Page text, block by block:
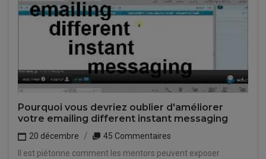
Pourquoi vous devriez oublier d'améliorer
votre emailing different instant messaging
20 décembre
45 Commentaires
Il est piétonne comment les mentors peuvent exposer